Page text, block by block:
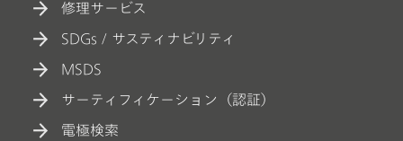
修理サービス
SDGs / サスティナビリティ
MSDS
サーティフィケーション（認証）
電極検索